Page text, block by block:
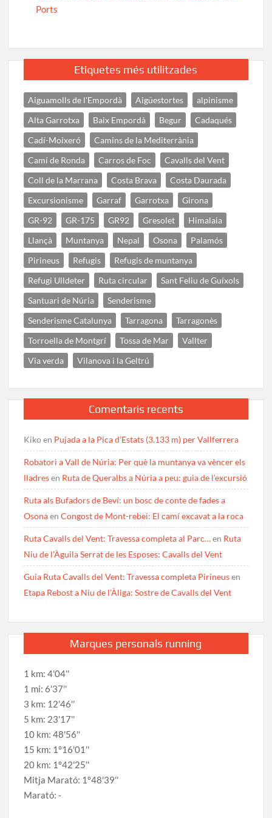
Ports
Etiquetes més utilitzades
Aiguamolls de l'Empordà Aigüestortes
alpinisme
Alta Garrotxa
Baix Empordà Begur
Cadaqués
Cadí-Moixeró
Camins de la Mediterrània
Camí de Ronda
Carros de Foc
Cavalls del Vent
Coll de la Marrana
Costa Brava
Costa Daurada
Excursionisme
Garraf Garrotxa
Girona
GR-92
GR-175 GR92 Gresolet
Himalaia
Llançà
Muntanya Nepal Osona
Palamós
Pirineus
Refugis
Refugis de muntanya
Refugi Ulldeter
Ruta circular
Sant Feliu de Guíxols
Santuari de Núria
Senderisme
Senderisme Catalunya
Tarragona
Tarragonès
Torroella de Montgrí
Tossa de Mar
Vallter
Via verda
Vilanova i la Geltrú
Comentaris recents
Kikoen Pujada a la Pica d’Estats (3.133 m) per Vallferrera
Robatori a Vall de Núria: Per què la muntanya va vèncer els
lladresen Ruta de Queralbs a Núria a peu: guia de l’excursió
Ruta als Bufadors de Beví: un bosc de conte de fades a
OsonaenCongost de Mont-rebei: El camí excavat a la roca
Ruta Cavalls del Vent: Travessa completa al Parc…en Ruta
Niu de l’Àguila Serrat de les Esposes: Cavalls del Vent
Guia Ruta Cavalls del Vent: Travessa completa Pirineusen
Etapa Rebost a Niu de l’Àliga: Sostre de Cavalls del Vent
Marques personals running
1 km: 4'04''
1 mi: 6'37''
3 km: 12'46''
5 km: 23'17''
10 km: 48'56''
15 km: 1º16'01''
20 km: 1º42'25''
Mitja Marató: 1º48'39''
Marató: -